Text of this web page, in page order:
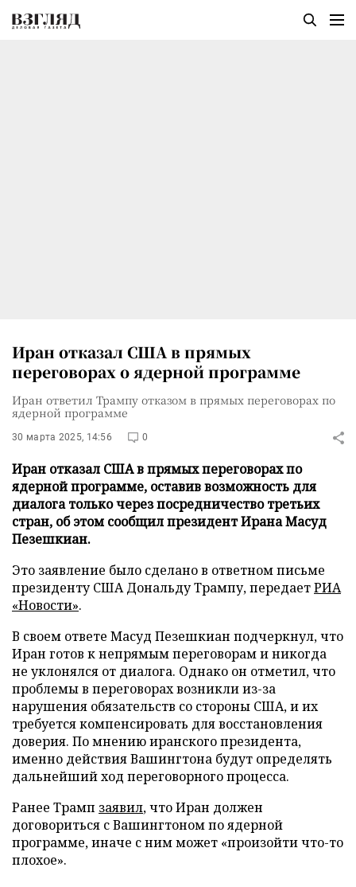
Иран отказал США в прямых
переговорах о ядерной программе
Иран ответил Трампу отказом в прямых переговорах по
ядерной программе
30 марта 2025, 14:56 0
Иран отказал США в прямых переговорах по
ядерной программе, оставив возможность для
диалога только через посредничество третьих
стран, об этом сообщил президент Ирана Масуд
Пезешкиан.
Это заявление было сделано в ответном письме
президенту США Дональду Трампу, передаетРИА
«Новости».
В своем ответе Масуд Пезешкиан подчеркнул, что
Иран готов к непрямым переговорам и никогда
не уклонялся от диалога. Однако он отметил, что
проблемы в переговорах возникли из-за
нарушения обязательств со стороны США, и их
требуется компенсировать для восстановления
доверия. По мнению иранского президента,
именно действия Вашингтона будут определять
дальнейший ход переговорного процесса.
Ранее Трамп заявил, что Иран должен
договориться с Вашингтоном по ядерной
программе, иначе с ним может «произойти что-то
плохое».